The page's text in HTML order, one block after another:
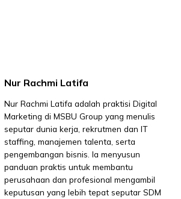
Nur Rachmi Latifa
Nur Rachmi Latifa adalah praktisi Digital
Marketing di MSBU Group yang menulis
seputar dunia kerja, rekrutmen dan IT
staffing, manajemen talenta, serta
pengembangan bisnis. Ia menyusun
panduan praktis untuk membantu
perusahaan dan profesional mengambil
keputusan yang lebih tepat seputar SDM